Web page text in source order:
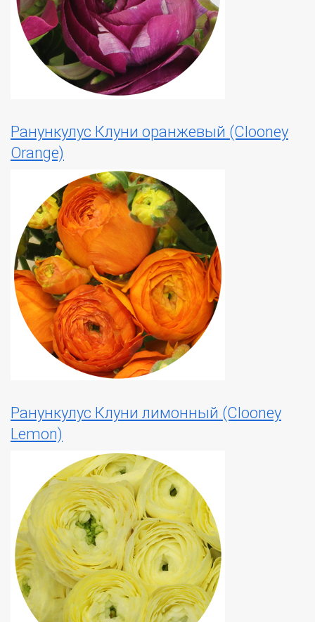
Ранункулус Клуни оранжевый (Clooney
Orange)
Ранункулус Клуни лимонный (Clooney
Lemon)